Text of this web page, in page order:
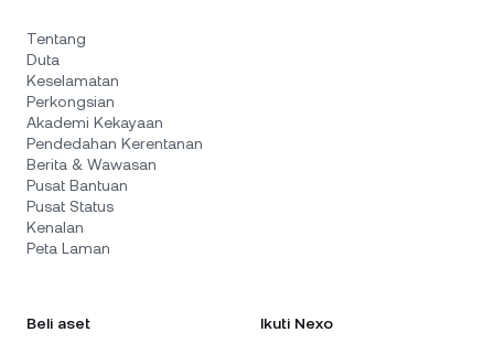
Tentang
Duta
Keselamatan
Perkongsian
Akademi Kekayaan
Pendedahan Kerentanan
Berita & Wawasan
Pusat Bantuan
Pusat Status
Kenalan
Peta Laman
Beli aset Ikuti Nexo